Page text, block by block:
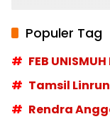
Populer Tag
FEB
Tamsil
Rendra